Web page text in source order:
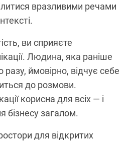
вразливими речами
ви сприяєте
Людина, яка раніше
ймовірно, відчує себе
до розмови.
корисна для всіх — і
бізнесу загалом.
для відкритих